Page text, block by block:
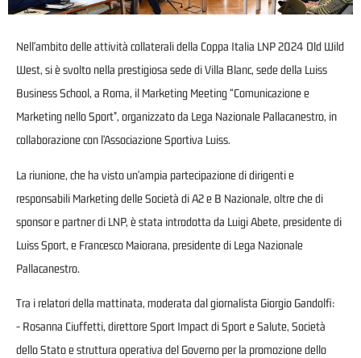
Nell'ambito delle attività collaterali della Coppa Italia LNP 2024 Old Wild
West, si è svolto nella prestigiosa sede di Villa Blanc, sede della Luiss
Business School, a Roma, il Marketing Meeting “Comunicazione e
Marketing nello Sport”, organizzato da Lega Nazionale Pallacanestro, in
collaborazione con l’Associazione Sportiva Luiss.
La riunione, che ha visto un'ampia partecipazione di dirigenti e
responsabili Marketing delle Società di A2 e B Nazionale, oltre che di
sponsor e partner di LNP, è stata introdotta da Luigi Abete, presidente di
Luiss Sport, e Francesco Maiorana, presidente di Lega Nazionale
Pallacanestro.
Tra i relatori della mattinata, moderata dal giornalista Giorgio Gandolfi:
- Rosanna Ciuffetti, direttore Sport Impact di Sport e Salute, Società
dello Stato e struttura operativa del Governo per la promozione dello